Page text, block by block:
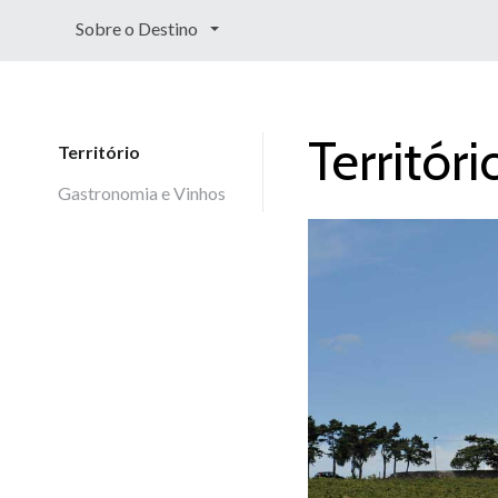
Sobre o Destino
Território
Gastronomia e Vinhos